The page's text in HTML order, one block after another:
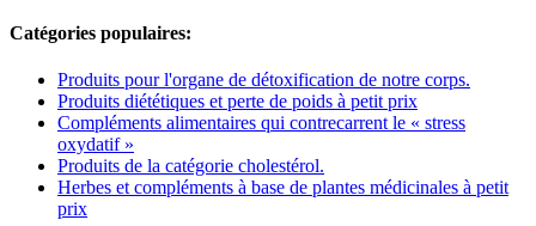
Catégories populaires:
Produits pour l'organe de détoxification de notre corps.
Produits diététiques et perte de poids à petit prix
Compléments alimentaires qui contrecarrent le « stress
oxydatif »
Produits de la catégorie cholestérol.
Herbes et compléments à base de plantes médicinales à petit
prix